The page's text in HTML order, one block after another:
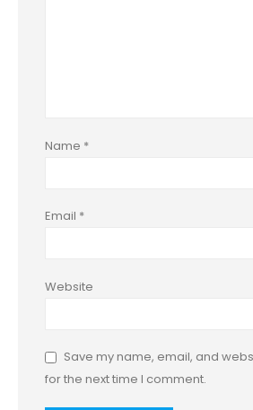
Name *
Email *
Website
Save my name, email, and
for the next time I comment.